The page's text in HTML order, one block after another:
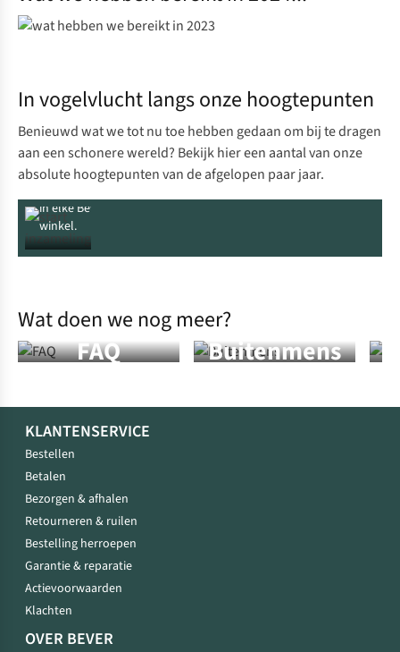
In vogelvlucht langs onze hoogtepunten
Benieuwd wat we tot nu toe hebben gedaan om bij te dragen
aan een schonere wereld? Bekijk hier een aantal van onze
absolute hoogtepunten van de afgelopen paar jaar.
producten
het
inzamelen
van gebruikte
in elke Bever-
winkel.
nieuwe
Closed-loop
kleding gemaakt
grondstoffen uit
oude
buitenproducten
Waarom
kopen,
repareren
of
wassen?
Geen
Black
Friday,
maar FFF!
We herstellen
outdoorkleding
en ingeleverde
kleding krijgt
een tweede
leven.
en
Wat doen we nog meer?
FAQ Buitenmens
KLANTENSERVICE
Bestellen
Betalen
Bezorgen & afhalen
Retourneren & ruilen
Bestelling herroepen
Garantie & reparatie
Actievoorwaarden
Klachten
OVER BEVER